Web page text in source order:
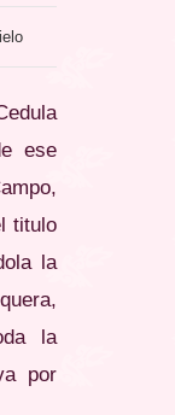
ese
titulo
la
la
por